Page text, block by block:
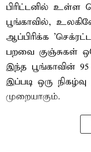
பிரிட்டனில் உள்ள
பூங்காவில்,
ஆப்பிரிக்க
பறவை குஞ்சுகள்
இந்த பூங்காவின்
இப்படி ஒரு
முறையாகும்.